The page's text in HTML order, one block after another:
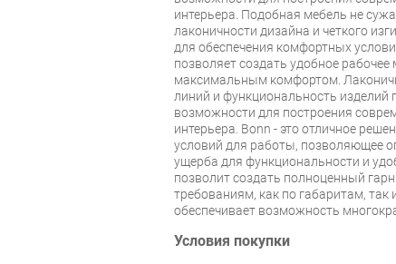
интерьера. Подобная мебель не
лаконичности дизайна и четкого
для обеспечения комфортных
позволяет создать удобное рабочее
максимальным комфортом.
линий и функциональность
возможности для построения
интерьера. Bonn - это отличное
условий для работы, позволяющее
ущерба для функциональности и
позволит создать полноценный
требованиям, как по габаритам, так
обеспечивает возможность
Условия покупки